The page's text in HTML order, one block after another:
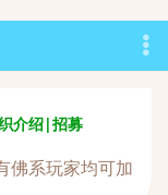
介绍|招募
佛系玩家均可加